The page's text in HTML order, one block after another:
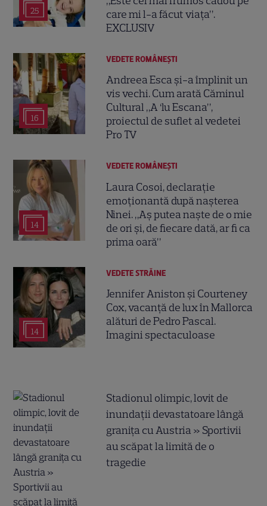
25
care mi l-a făcut viața”.
EXCLUSIV
16
VEDETE ROMÂNEŞTI
Andreea Esca și-a împlinit un
vis vechi. Cum arată Căminul
Cultural „A ‘lu Escana”,
proiectul de suflet al vedetei
Pro TV
14
VEDETE ROMÂNEŞTI
Laura Cosoi, declarație
emoționantă după nașterea
Ninei. „Aș putea naște de o mie
de ori și, de fiecare dată, ar fi ca
prima oară”
14
VEDETE STRĂINE
Jennifer Aniston și Courteney
Cox, vacanță de lux în Mallorca
alături de Pedro Pascal.
Imagini spectaculoase
Stadionul olimpic, lovit de
inundații devastatoare lângă
granița cu Austria » Sportivii
au scăpat la limită de o
tragedie